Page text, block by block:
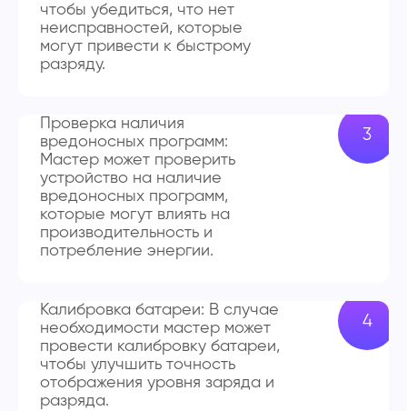
чтобы убедиться, что нет
неисправностей, которые
могут привести к быстрому
разряду.
Проверка наличия
вредоносных программ:
Мастер может проверить
устройство на наличие
вредоносных программ,
которые могут влиять на
производительность и
потребление энергии.
Калибровка батареи: В случае
необходимости мастер может
провести калибровку батареи,
чтобы улучшить точность
отображения уровня заряда и
разряда.